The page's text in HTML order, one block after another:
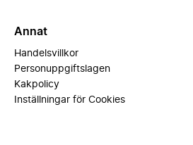
Annat
Handelsvillkor
Personuppgiftslagen
Kakpolicy
Inställningar för Cookies